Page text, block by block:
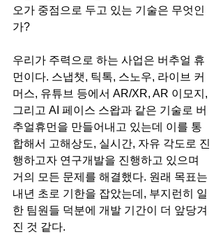
오가 중점으로 두고 있는 기술은 무엇인
가?
우리가 주력으로 하는 사업은 버추얼 휴
먼이다. 스냅챗, 틱톡, 스노우, 라이브 커
머스, 유튜브 등에서 AR/XR, AR 이모지,
그리고 AI 페이스 스왑과 같은 기술로 버
추얼휴먼을 만들어내고 있는데 이를 통
합해서 고해상도, 실시간, 자유 각도로 진
행하고자 연구개발을 진행하고 있으며
거의 모든 문제를 해결했다. 원래 목표는
내년 초로 기한을 잡았는데, 부지런히 일
한 팀원들 덕분에 개발 기간이 더 앞당겨
진 것 같다.